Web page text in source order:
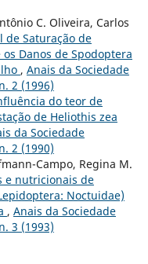
C. Oliveira, Carlos
de Saturação de
Danos de Spodoptera
, Anais da Sociedade
2 (1996)
do teor de
de Heliothis zea
da Sociedade
2 (1990)
Campo, Regina M.
e nutricionais de
Noctuidae)
, Anais da Sociedade
3 (1993)